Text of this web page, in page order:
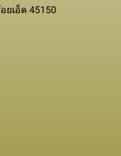
ยเอ็ด 45150